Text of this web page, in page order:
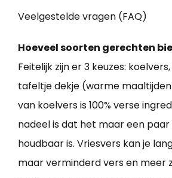
Veelgestelde vragen (FAQ)
Hoeveel soorten gerechten
Feitelijk zijn er 3 keuzes:
tafeltje dekje (warme
van koelvers is 100% verse
nadeel is dat het maar een
houdbaar is. Vriesvers kan je
maar verminderd vers en meer